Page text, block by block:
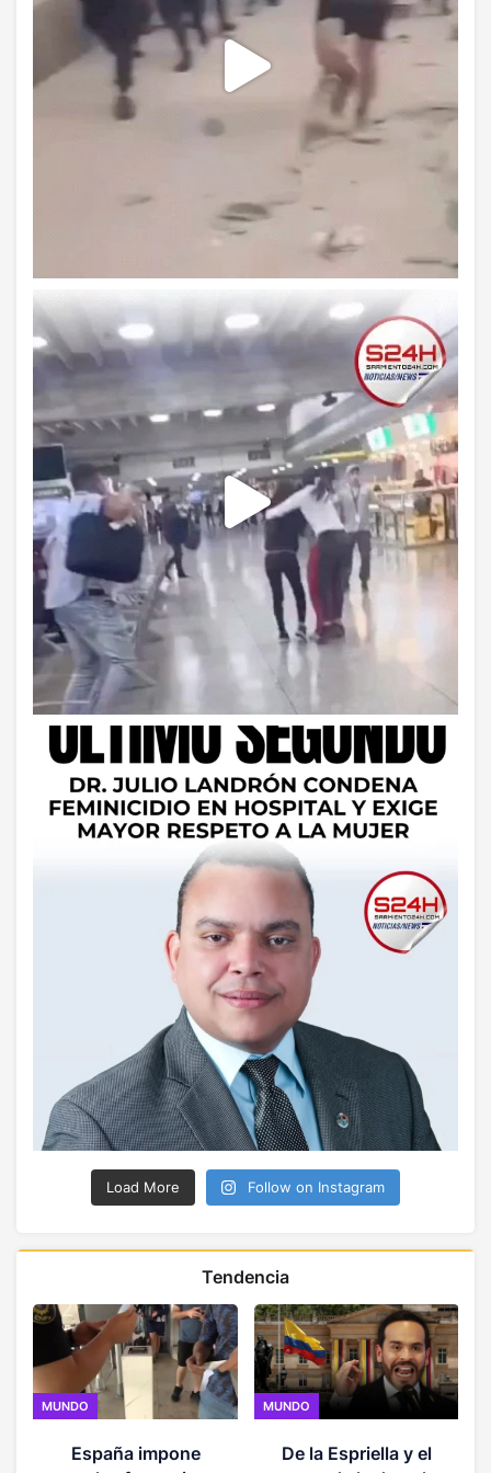
Load More Follow on Instagram
Tendencia
MUNDO
España impone
MUNDO
De la Espriella y el